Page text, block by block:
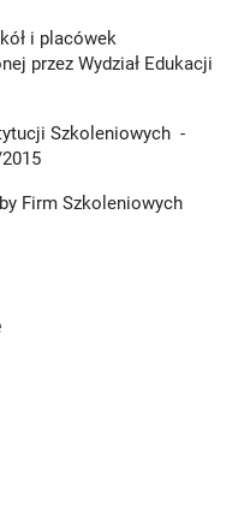
i placówek
przez Wydział Edukacji
Szkoleniowych -
Firm Szkoleniowych